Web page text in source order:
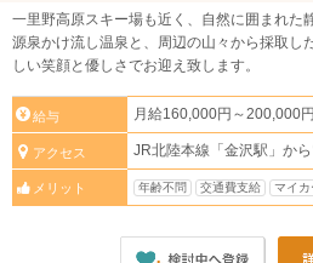
一里野高原スキー場も近く、自然に囲まれた
源泉かけ流し温泉と、周辺の山々から採取し
しい笑顔と優しさでお迎え致します。
給与 月給160,000円～200,000円
アクセス JR北陸本線「金沢駅」か
メリット 年齢不問 交通費支給 マイカ